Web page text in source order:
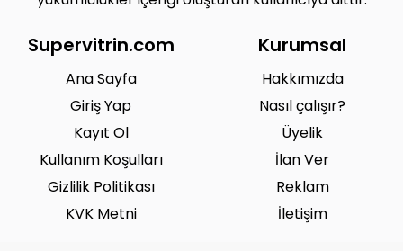
Supervitrin.com
Ana Sayfa
Giriş Yap
Kayıt Ol
Kullanım Koşulları
Gizlilik Politikası
KVK Metni
Kurumsal
Hakkımızda
Nasıl çalışır?
Üyelik
İlan Ver
Reklam
İletişim